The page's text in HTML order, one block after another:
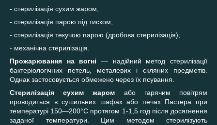
- стерилізація сухим жаром;
- стерилізація парою під тиском;
- стерилізація текучою парою (дробова стерилізація);
- механічна стерилізація.
Прожарювання на вогні — надійний метод стерилізації
бактеріологічних петель, металевих і скляних предметів.
Однак застосовується обмежено через їх псування.
Стерилізація сухим жаром або гарячим повітрям
проводиться в сушильних шафах або печах Пастера при
температурі 150—200°С протягом 1-1,5 год після досягнення
заданої температури. Цим методом стерилізують